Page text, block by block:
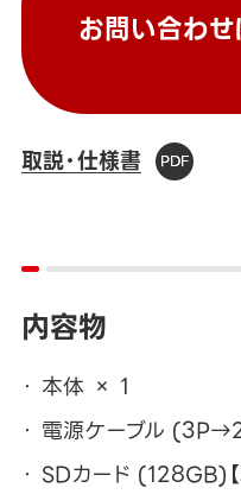
お問い合わせ
取説・仕様書
内容物
本体 × 1
電源ケーブル
SDカード (128GB)